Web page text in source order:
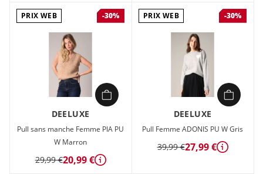
PRIX WEB -30%
DEELUXE
Pull sans manche Femme PIA PU
W Marron
29,99 €20,99 € Détails
PRIX WEB -30%
DEELUXE
Pull Femme ADONIS PU W Gris
39,99 €27,99 € Détails